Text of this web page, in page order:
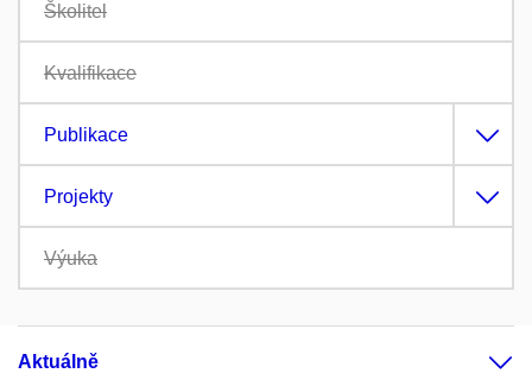
Školitel
Kvalifikace
Publikace
Projekty
Výuka
Aktuálně